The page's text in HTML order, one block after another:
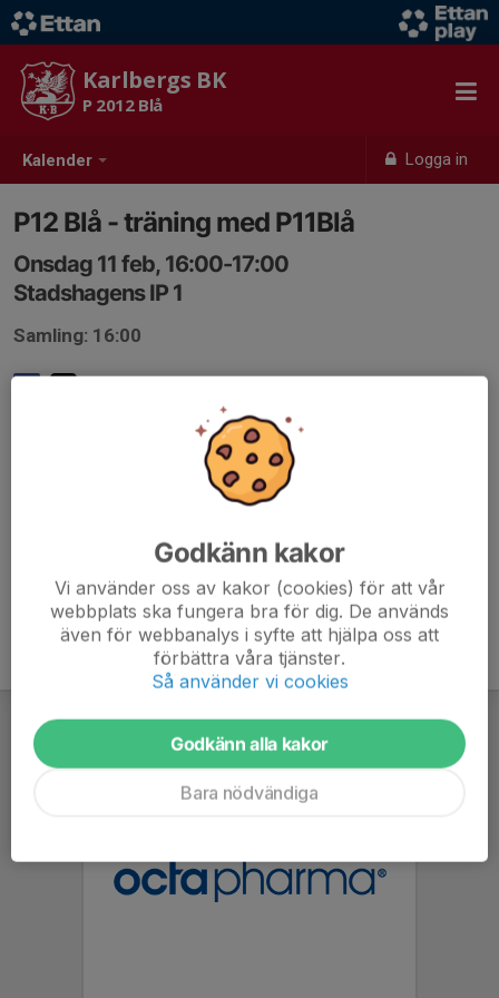
Kalender Logga in
Karlbergs BK
P 2012 Blå
P12 Blå - träning med P11Blå
Onsdag 11 feb, 16:00-17:00
Stadshagens IP 1
Samling: 16:00
Godkänn kakor
Vi använder oss av kakor (cookies) för att vår
webbplats ska fungera bra för dig. De används
även för webbanalys i syfte att hjälpa oss att
förbättra våra tjänster.
Så använder vi cookies
Godkänn alla kakor
Bara nödvändiga